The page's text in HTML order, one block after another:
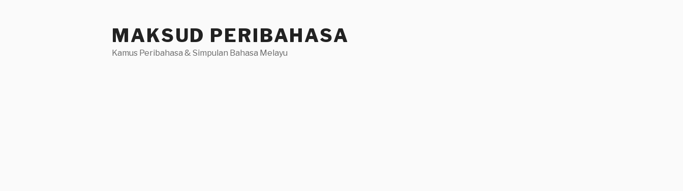
MAKSUD PERIBAHASA
Kamus Peribahasa & Simpulan Bahasa Melayu